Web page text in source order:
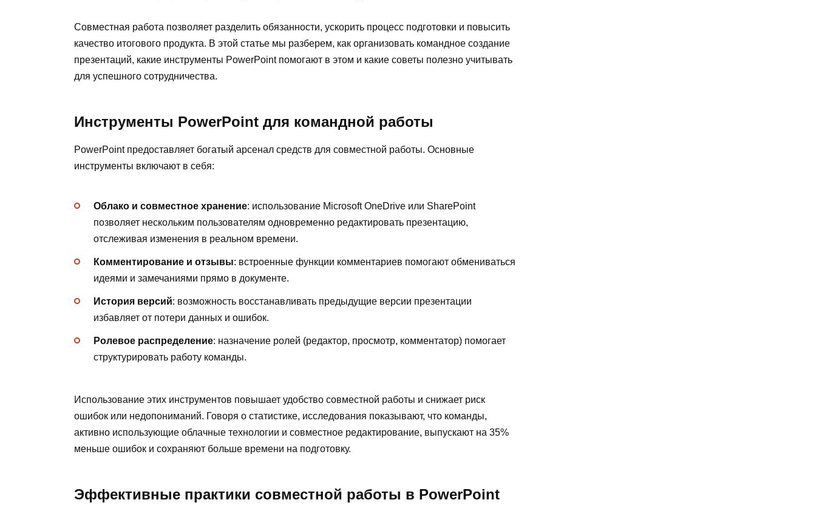
Совместная работа позволяет разделить обязанности, ускорить процесс подготовки и повысить
качество итогового продукта. В этой статье мы разберем, как организовать командное создание
презентаций, какие инструменты PowerPoint помогают в этом и какие советы полезно учитывать
для успешного сотрудничества.
Инструменты PowerPoint для командной работы
PowerPoint предоставляет богатый арсенал средств для совместной работы. Основные
инструменты включают в себя:
Облако и совместное хранение: использование Microsoft OneDrive или SharePoint
позволяет нескольким пользователям одновременно редактировать презентацию,
отслеживая изменения в реальном времени.
Комментирование и отзывы: встроенные функции комментариев помогают обмениваться
идеями и замечаниями прямо в документе.
История версий: возможность восстанавливать предыдущие версии презентации
избавляет от потери данных и ошибок.
Ролевое распределение: назначение ролей (редактор, просмотр, комментатор) помогает
структурировать работу команды.
Использование этих инструментов повышает удобство совместной работы и снижает риск
ошибок или недопониманий. Говоря о статистике, исследования показывают, что команды,
активно использующие облачные технологии и совместное редактирование, выпускают на 35%
меньше ошибок и сохраняют больше времени на подготовку.
Эффективные практики совместной работы в PowerPoint